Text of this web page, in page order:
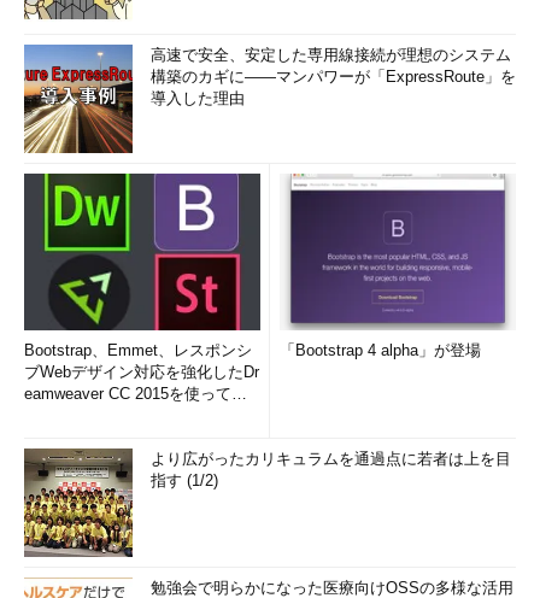
高速で安全、安定した専用線接続が理想のシステム
構築のカギに――マンパワーが「ExpressRoute」を
導入した理由
Bootstrap、Emmet、レスポンシ
ブWebデザイン対応を強化したDr
eamweaver CC 2015を使って
「Bootstrap 4 alpha」が登場
より広がったカリキュラムを通過点に若者は上を目
指す (1/2)
勉強会で明らかになった医療向けOSSの多様な活用